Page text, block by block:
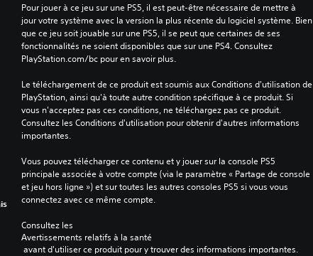
Pour jouer à ce jeu sur une PS5, il est peut-être nécessaire de mettre à
jour votre système avec la version la plus récente du logiciel système. Bien
que ce jeu soit jouable sur une PS5, il se peut que certaines de ses
fonctionnalités ne soient disponibles que sur une PS4. Consultez
PlayStation.com/bc pour en savoir plus.
Le téléchargement de ce produit est soumis aux Conditions d'utilisation de
PlayStation, ainsi qu'à toute autre condition spécifique à ce produit. Si
vous n'acceptez pas ces conditions, ne téléchargez pas ce produit.
Consultez les Conditions d'utilisation pour obtenir d'autres informations
importantes.
Vous pouvez télécharger ce contenu et y jouer sur la console PS5
principale associée à votre compte (via le paramètre « Partage de console
et jeu hors ligne ») et sur toutes les autres consoles PS5 si vous vous
connectez avec ce même compte.
Consultez les
Avertissements relatifs à la santé
avant d'utiliser ce produit pour y trouver des informations importantes.